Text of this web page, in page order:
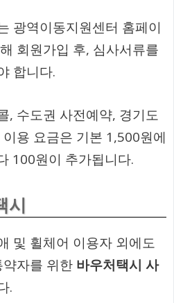
광역이동지원센터 홈페이
회원가입 후, 심사서류를
합니다.
, 수도권 사전예약, 경기도
용 요금은 기본 1,500원에
100원이 추가됩니다.
시
및 휠체어 이용자 외에도
자를 위한 바우처택시 사
.